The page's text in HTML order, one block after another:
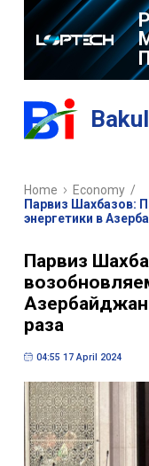
Home Economy /
Парвиз Шахбазов:
энергетики в
Парвиз
раза
04:55 17 April 2024